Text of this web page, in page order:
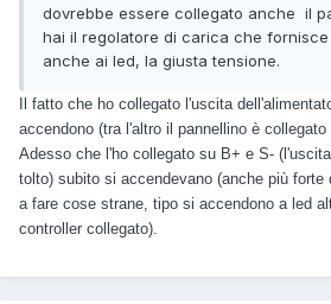
dovrebbe essere collegato anche il
hai il regolatore di carica che
anche ai led, la giusta tensione.
Il fatto che ho collegato l'uscita
accendono (tra l'altro il pannellino è
Adesso che l'ho collegato su B+ e S-
tolto) subito si accendevano (anche più forte
a fare cose strane, tipo si accendono a led
controller collegato).